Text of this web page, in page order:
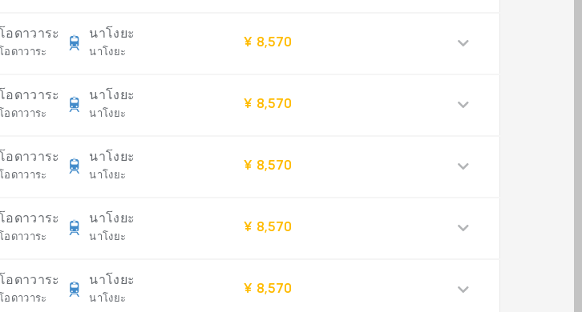
โอดาวาระ
โอดาวาระ
นาโงยะ
นาโงยะ
¥ 8,570
โอดาวาระ
โอดาวาระ
นาโงยะ
นาโงยะ
¥ 8,570
โอดาวาระ
โอดาวาระ
นาโงยะ
นาโงยะ
¥ 8,570
โอดาวาระ
โอดาวาระ
นาโงยะ
นาโงยะ
¥ 8,570
โอดาวาระ
โอดาวาระ
นาโงยะ
นาโงยะ
¥ 8,570